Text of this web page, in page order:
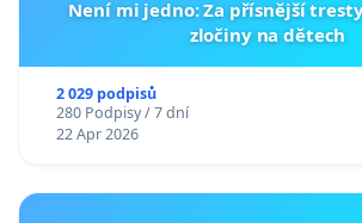
Není mi jedno: Za přísnější
zločiny na dětech
2 029 podpisů
280 Podpisy / 7 dní
22 Apr 2026